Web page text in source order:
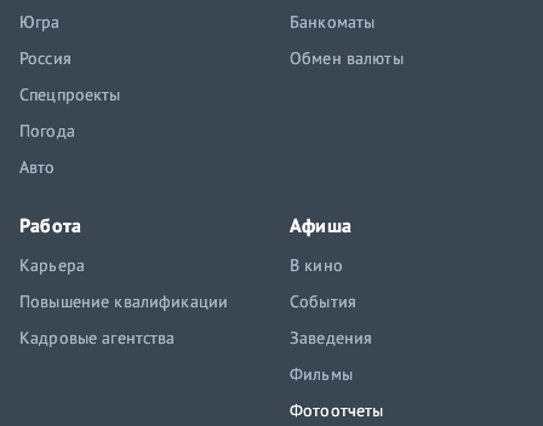
Югра
Россия
Спецпроекты
Погода
Авто
Банкоматы
Обмен валюты
Работа
Карьера
Повышение квалификации
Кадровые агентства
Афиша
В кино
События
Заведения
Фильмы
Фотоотчеты